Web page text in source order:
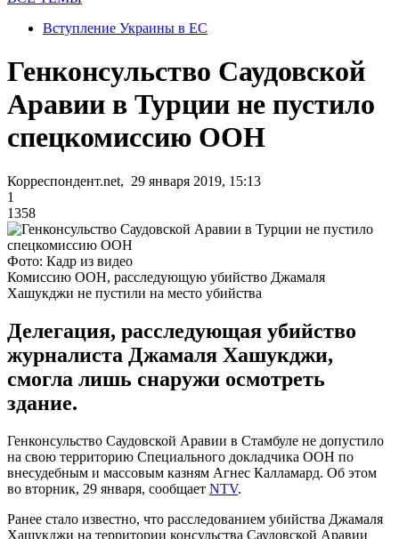
Вступление Украины в ЕС
Генконсульство Саудовской
Аравии в Турции не пустило
спецкомиссию ООН
Корреспондент.net, 29 января 2019, 15:13
1
1358
Фото: Кадр из видео
Комиссию ООН, расследующую убийство Джамаля
Хашукджи не пустили на место убийства
Делегация, расследующая убийство
журналиста Джамаля Хашукджи,
смогла лишь снаружи осмотреть
здание.
Генконсульство Саудовской Аравии в Стамбуле не допустило
на свою территорию Специального докладчика ООН по
внесудебным и массовым казням Агнес Калламард. Об этом
во вторник, 29 января, сообщает NTV.
Ранее стало известно, что расследованием убийства Джамаля
Хашукджи на территории консульства Саудовской Аравии